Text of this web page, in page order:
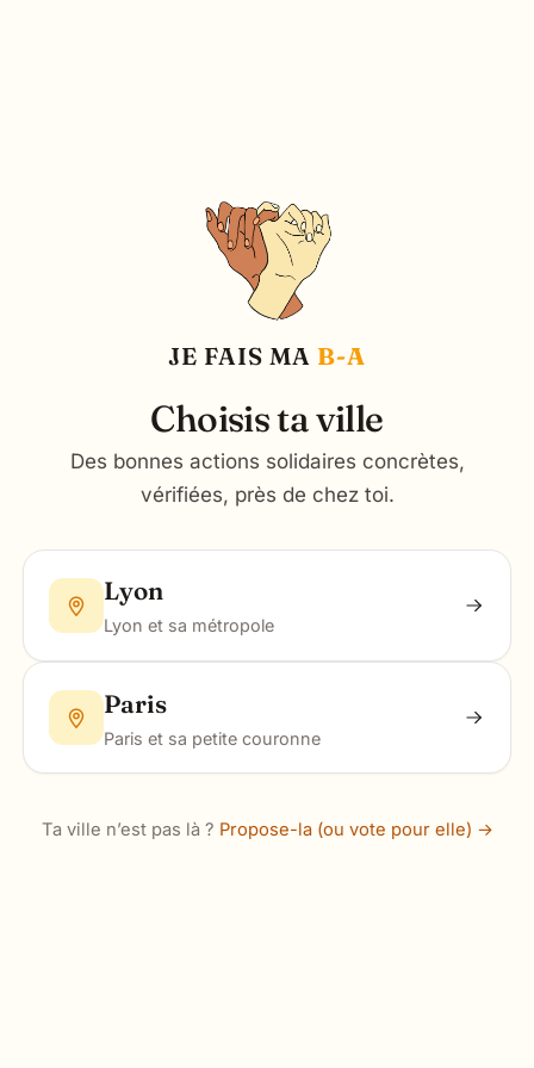
JE FAIS MA B-A
Choisis ta ville
Des bonnes actions solidaires concrètes,
vérifiées, près de chez toi.
Lyon
Lyon et sa métropole
Paris
Paris et sa petite couronne
Ta ville n’est pas là ? Propose-la (ou vote pour elle) →